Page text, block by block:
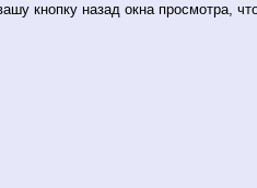
кнопку назад окна просмотра,